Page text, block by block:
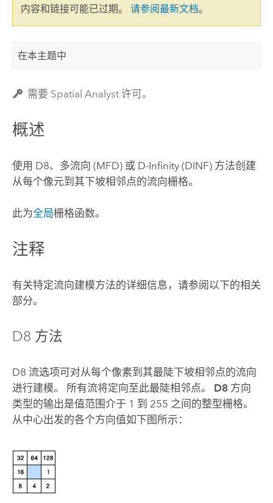
内容和链接可能已过期。 请参阅最新文档。
在本主题中
需要 Spatial Analyst 许可。
概述
使用 D8、多流向 (MFD) 或 D-Infinity (DINF) 方法创建
从每个像元到其下坡相邻点的流向栅格。
此为全局栅格函数。
注释
有关特定流向建模方法的详细信息，请参阅以下的相关
部分。
D8 方法
D8 流选项可对从每个像素到其最陡下坡相邻点的流向
进行建模。 所有流将定向至此最陡相邻点。 D8方向
类型的输出是值范围介于 1 到 255 之间的整型栅格。
从中心出发的各个方向值如下图所示：